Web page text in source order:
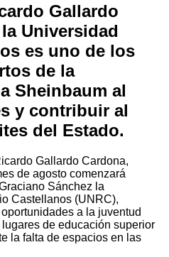
Gallardo
Universidad
es uno de los
de la
Sheinbaum al
y contribuir al
del Estado.
Gallardo Cardona,
de agosto comenzará
Sánchez la
Castellanos (UNRC),
a la juventud
de educación superior
la falta de espacios en las